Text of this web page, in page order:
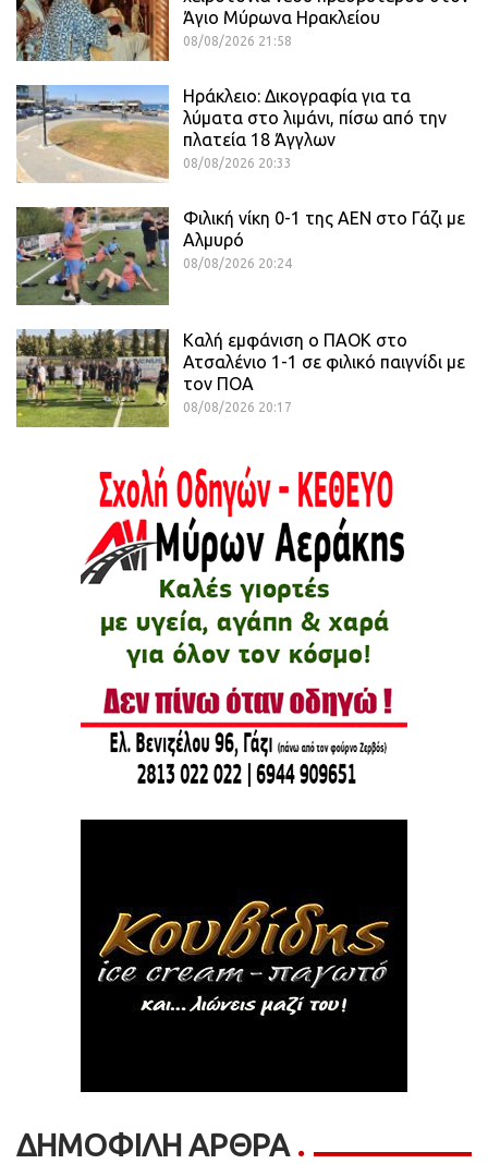
Άγιο Μύρωνα Ηρακλείου
08/08/2026 21:58
Ηράκλειο: Δικογραφία για τα
λύματα στο λιμάνι, πίσω από την
πλατεία 18 Άγγλων
08/08/2026 20:33
Φιλική νίκη 0-1 της ΑΕΝ στο Γάζι με
Αλμυρό
08/08/2026 20:24
Καλή εμφάνιση ο ΠΑΟΚ στο
Ατσαλένιο 1-1 σε φιλικό παιγνίδι με
τον ΠΟΑ
08/08/2026 20:17
ΔΗΜΟΦΙΛΗ ΑΡΘΡΑ